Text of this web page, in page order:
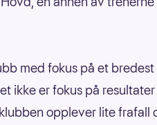
med fokus på et
ikke er fokus på
opplever lite frafall